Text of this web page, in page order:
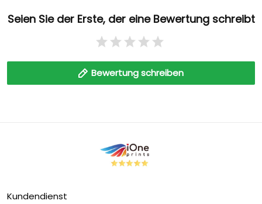
Seien Sie der Erste, der eine Bewertung schreibt
Bewertung schreiben
Kundendienst